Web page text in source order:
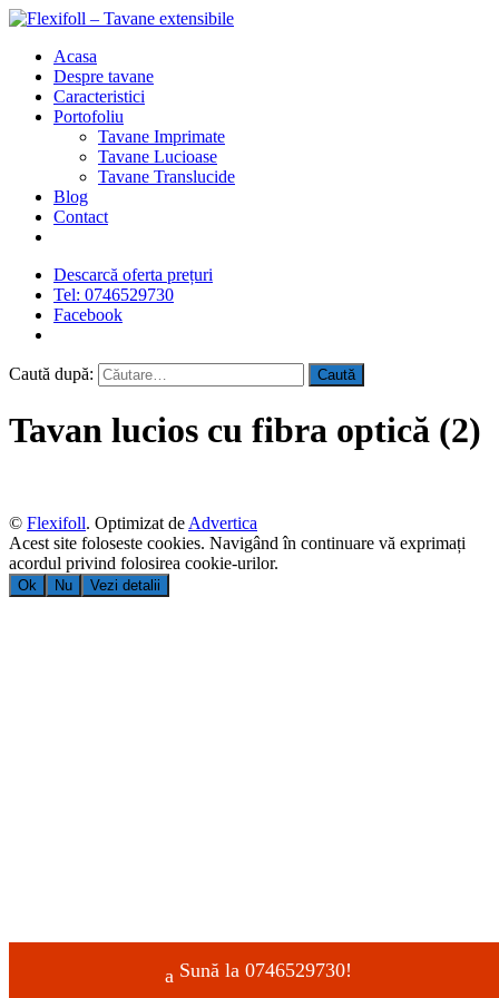
Acasa
Despre tavane
Caracteristici
Portofoliu
Tavane Imprimate
Tavane Lucioase
Tavane Translucide
Blog
Contact
Descarcă oferta prețuri
Tel: 0746529730
Facebook
Caută după:
Tavan lucios cu fibra optică (2)
© Flexifoll. Optimizat de Advertica
Sună la 0746529730!
Acest site foloseste cookies. Navigând în continuare vă exprimați
acordul privind folosirea cookie-urilor.
Ok Nu Vezi detalii